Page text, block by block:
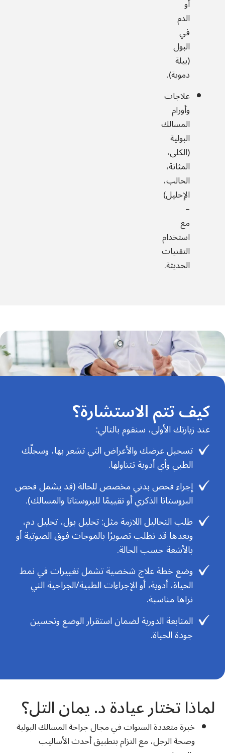
أو
الدم
في
البول
(بيلة
دموية).
علاجات
وأورام
المسالك
البولية
(الكلى،
المثانة،
الحالب،
الإحليل)
–
مع
استخدام
التقنيات
الحديثة.
كيف تتم الاستشارة؟
عند زيارتك الأولى، سنقوم بالتالي:
تسجيل عرضك والأعراض التي تشعر بها، وسجلّك
الطبي وأي أدوية تتناولها.
إجراء فحص بدني مخصص للحالة (قد يشمل فحص
البروستاتا الذكري أو تقييمًا للبروستاتا والمسالك).
طلب التحاليل اللازمة مثل: تحليل بول، تحليل دم،
وبعدها قد نطلب تصويرًا بالموجات فوق الصوتية أو
بالأشعة حسب الحالة.
وضع خطة علاج شخصية تشمل تغييرات في نمط
الحياة، أدوية، أو الإجراءات الطبية/الجراحية التي
نراها مناسبة.
المتابعة الدورية لضمان استقرار الوضع وتحسين
جودة الحياة.
لماذا تختار عيادة د. يمان التل؟
خبرة متعددة السنوات في مجال جراحة المسالك البولية
وصحة الرجل، مع التزام بتطبيق أحدث الأساليب